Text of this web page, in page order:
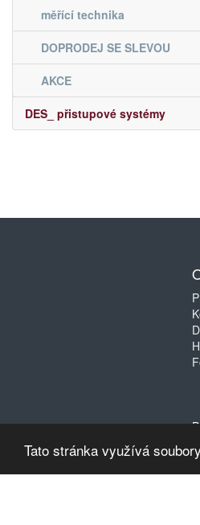
Tato stránka využívá
měřící technika
DOPRODEJ SE SLEVOU
AKCE
DES_ přistupové systémy